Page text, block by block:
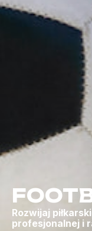
Rozwijaj
profesjonalnej i